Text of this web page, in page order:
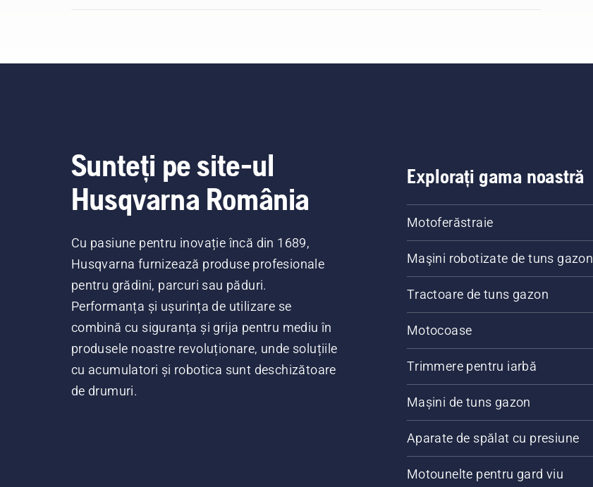
Sunteți pe site-ul
Husqvarna România
Cu pasiune pentru inovație încă din 1689,
Husqvarna furnizează produse profesionale
pentru grădini, parcuri sau păduri.
Performanța și ușurința de utilizare se
combină cu siguranța și grija pentru mediu în
produsele noastre revoluționare, unde soluțiile
cu acumulatori și robotica sunt deschizătoare
de drumuri.
Explorați gama noastră
Motoferăstraie
Maşini robotizate de tuns gazon
Tractoare de tuns gazon
Motocoase
Trimmere pentru iarbă
Mașini de tuns gazon
Aparate de spălat cu presiune
Motounelte pentru gard viu